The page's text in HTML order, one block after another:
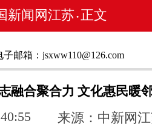
新闻网江苏 • 正文
邮箱：jsxww110@126.com
融合聚合力 文化惠民暖
来源：中新网